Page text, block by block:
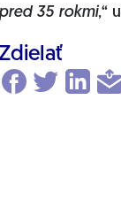
pred 35 rokmi,“